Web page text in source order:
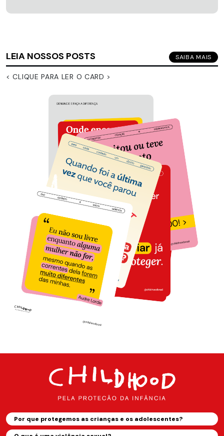
LEIA NOSSOS POSTS SAIBA MAIS
< CLIQUE PARA LER O CARD >
Por que protegemos as crianças e os adolescentes?